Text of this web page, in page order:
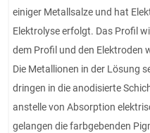
einiger Metallsalze und hat
Elektrolyse erfolgt. Das Profil
dem Profil und den Elektroden
Die Metallionen in der Lösung
dringen in die anodisierte
anstelle von Absorption
gelangen die farbgebenden